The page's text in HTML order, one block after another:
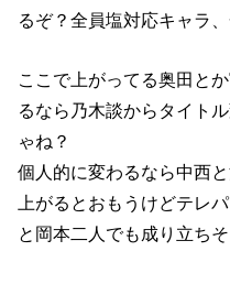
るぞ？全員塩対応キャラ
ここで上がってる奥田と
るなら乃木談からタイト
ゃね？
個人的に変わるなら中西
上がるとおもうけどテレ
と岡本二人でも成り立ち